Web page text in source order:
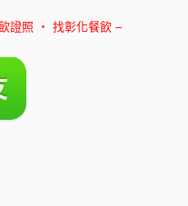
證照 ‧ 找彰化餐飲 –